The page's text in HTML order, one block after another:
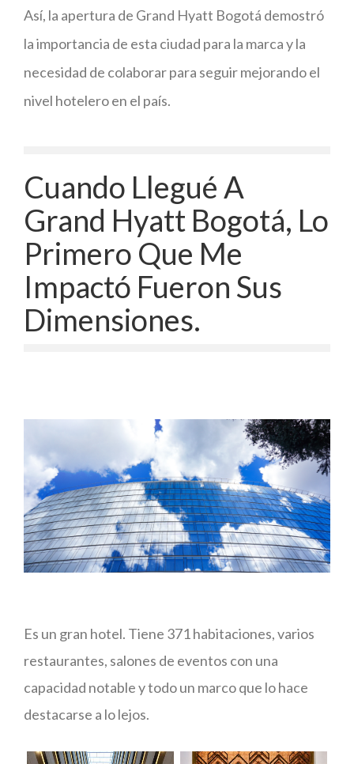
Así, la apertura de Grand Hyatt Bogotá demostró
la importancia de esta ciudad para la marca y la
necesidad de colaborar para seguir mejorando el
nivel hotelero en el país.
Cuando Llegué A
Grand Hyatt Bogotá, Lo
Primero Que Me
Impactó Fueron Sus
Dimensiones.
Es un gran hotel. Tiene 371 habitaciones, varios
restaurantes, salones de eventos con una
capacidad notable y todo un marco que lo hace
destacarse a lo lejos.